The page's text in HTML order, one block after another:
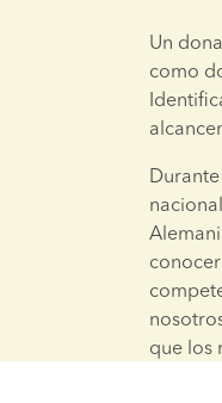
Un
como
que los